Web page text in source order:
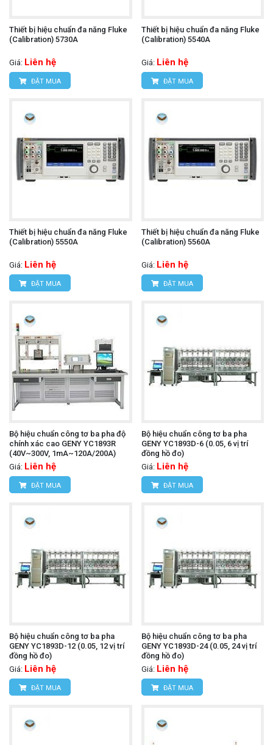
Thiết bị hiệu chuẩn đa năng Fluke
(Calibration) 5730A
Giá: Liên hệ
ĐẶT MUA
Thiết bị hiệu chuẩn đa năng Fluke
(Calibration) 5540A
Giá: Liên hệ
ĐẶT MUA
Thiết bị hiệu chuẩn đa năng Fluke
(Calibration) 5550A
Giá: Liên hệ
ĐẶT MUA
Thiết bị hiệu chuẩn đa năng Fluke
(Calibration) 5560A
Giá: Liên hệ
ĐẶT MUA
Bộ hiệu chuẩn công tơ ba pha độ
chính xác cao GENY YC1893R
(40V~300V, 1mA~120A/200A)
Giá: Liên hệ
ĐẶT MUA
Bộ hiệu chuẩn công tơ ba pha
GENY YC1893D-6 (0.05, 6 vị trí
đồng hồ đo)
Giá: Liên hệ
ĐẶT MUA
Bộ hiệu chuẩn công tơ ba pha
GENY YC1893D-12 (0.05, 12 vị trí
đồng hồ đo)
Giá: Liên hệ
ĐẶT MUA
Bộ hiệu chuẩn công tơ ba pha
GENY YC1893D-24 (0.05, 24 vị trí
đồng hồ đo)
Giá: Liên hệ
ĐẶT MUA